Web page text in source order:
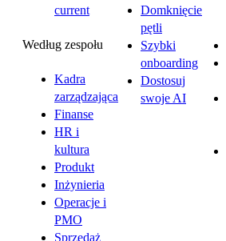
current
Według zespołu
Kadra
zarządzająca
Finanse
HR i
kultura
Produkt
Inżynieria
Operacje i
PMO
Sprzedaż
Domknięcie
pętli
Szybki
onboarding
Dostosuj
swoje AI